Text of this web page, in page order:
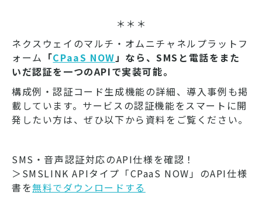
＊＊＊
ネクスウェイのマルチ・オムニチャネルプラットフ
ォーム 「CPaaS NOW」なら、SMSと電話をまた
いだ認証を一つのAPIで実装可能。
構成例・認証コード生成機能の詳細、導入事例も掲
載しています。サービスの認証機能をスマートに開
発したい方は、ぜひ以下から資料をご覧ください。
SMS・音声認証対応のAPI仕様を確認！
＞SMSLINK APIタイプ「CPaaS NOW」のAPI仕様
書を無料でダウンロードする